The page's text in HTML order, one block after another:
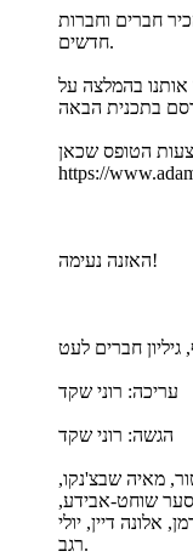
חברים וחברות
חדשים.
אותנו בהמלצה על
הטופס שכאן:
https://
האזנה נעימה!
עריכה: רוני שקד
הגשה: רוני שקד
מאיה שבצ'נקו,
סער שוחט-אבידע,
אלונה דיין, יולי
רגב.